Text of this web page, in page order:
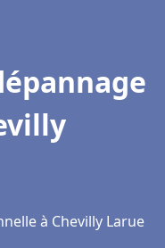
à Chevilly Larue